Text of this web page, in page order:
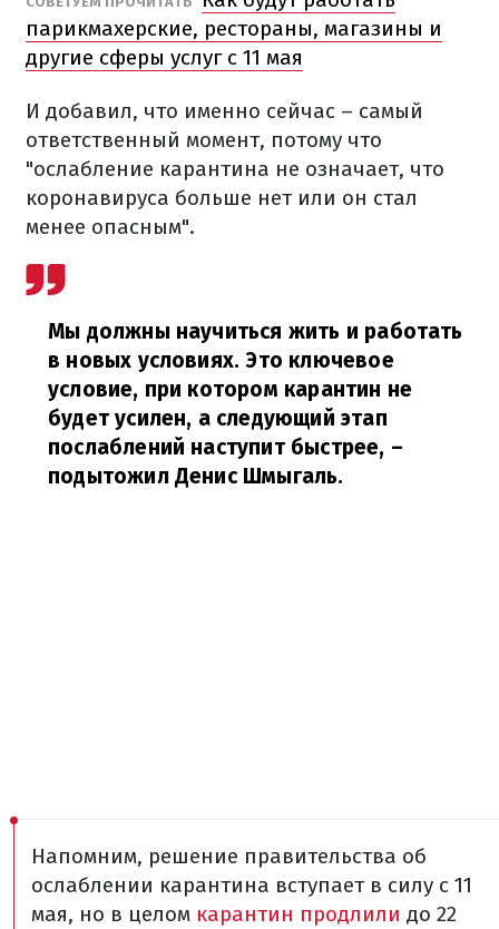
парикмахерские, рестораны, магазины и
другие сферы услуг с 11 мая
И добавил, что именно сейчас – самый
ответственный момент, потому что
"ослабление карантина не означает, что
коронавируса больше нет или он стал
менее опасным".
Мы должны научиться жить и работать
в новых условиях.Это ключевое
условие, при котором карантин не
будет усилен, а следующий этап
послаблений наступит быстрее, –
подытожил Денис Шмыгаль.
Напомним, решение правительства об
ослаблении карантина вступает в силу с 11
мая, но в целом карантин продлили до 22